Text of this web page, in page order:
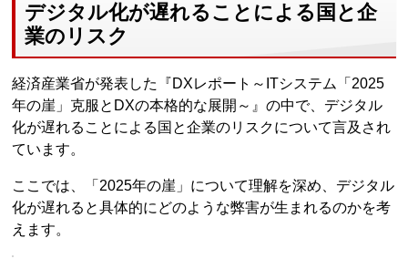
デジタル化が遅れることによる国と企
業のリスク
経済産業省が発表した『DXレポート～ITシステム「2025
年の崖」克服とDXの本格的な展開～』の中で、デジタル
化が遅れることによる国と企業のリスクについて言及され
ています。
ここでは、「2025年の崖」について理解を深め、デジタル
化が遅れると具体的にどのような弊害が生まれるのかを考
えます。